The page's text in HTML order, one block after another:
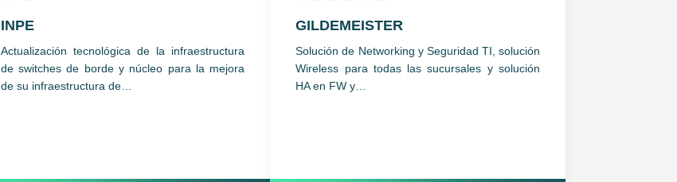
INPE
Actualización tecnológica de la infraestructura
de switches de borde y núcleo para la mejora
de su infraestructura de…
GILDEMEISTER
Solución de Networking y Seguridad TI, solución
Wireless para todas las sucursales y solución
HA en FW y…